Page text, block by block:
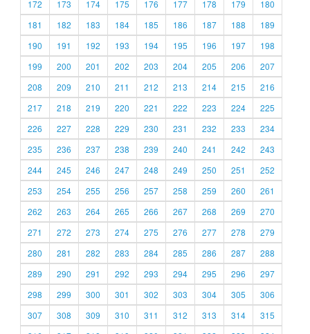
172
173 174 175 176 177 178 179
180
181
182 183 184 185 186 187 188
189
190
191 192 193 194 195 196 197
198
199
200 201 202 203 204 205 206
207
208
209 210 211 212 213 214 215
216
217
218 219 220 221 222 223 224
225
226
227 228 229 230 231 232 233
234
235
236 237 238 239 240 241 242
243
244
245 246 247 248 249 250 251
252
253
254 255 256 257 258 259 260
261
262
263 264 265 266 267 268 269
270
271
272 273 274 275 276 277 278
279
280
281 282 283 284 285 286 287
288
289
290 291 292 293 294 295 296
297
298
299 300 301 302 303 304 305
306
307
308 309 310 311 312 313 314
315